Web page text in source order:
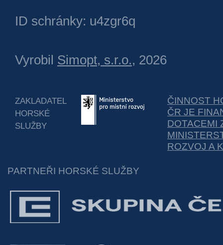
ID schránky: u4zgr6q
Vyrobil Simopt, s.r.o., 2026
ZAKLADATEL
HORSKÉ
SLUŽBY
ČINNOST
ČR JE
DOTACEMI
ROZVOJ A
PARTNEŘI HORSKÉ SLUŽBY